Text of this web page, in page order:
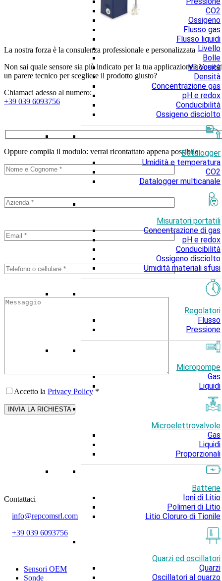
CO2
Ossigeno
Flusso gas
Flusso liquidi
Livello
Bolle
Viscosità
Densità
Concentrazione gas
pH e redox
Conducibilità
Ossigeno disciolto
Datalogger
Umidità e temperatura
CO2
Datalogger multicanale
Misuratori portatili
Concentrazione di gas
pH e redox
Conducibilità
Ossigeno disciolto
Umidità materiali sfusi
Regolatori
Flusso
Pressione
Micropompe
Gas
Liquidi
Microelettrovalvole
Gas
Liquidi
Proporzionali
Batterie
Ioni di Litio
Polimeri di Litio
Litio Cloruro di Tionile
Quarzi ed oscillatori
Quarzi
Oscillatori al quarzo
La nostra forza è la consulenza professionale e personalizzata
Non sai quale sensore sia più indicato per la tua applicazione?
un parere tecnico per scegliere il prodotto giusto?
Chiamaci adesso al numero:
+39 039 6093756
Oppure compila il modulo: verrai ricontattato appena possibile:
Accetto la Privacy Policy *
Contattaci
info@repcomsrl.com
+39 039 6093756
Sensori OEM
Sonde